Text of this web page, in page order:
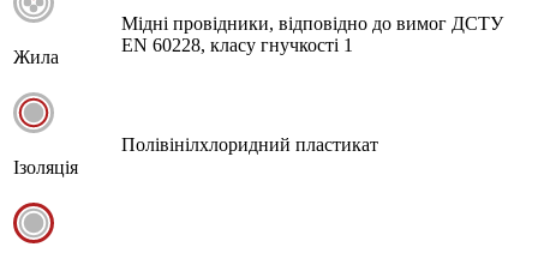
Жила
Мідні провідники, відповідно до вимог ДСТУ
EN 60228, класу гнучкості 1
Ізоляція
Полівінілхлоридний пластикат